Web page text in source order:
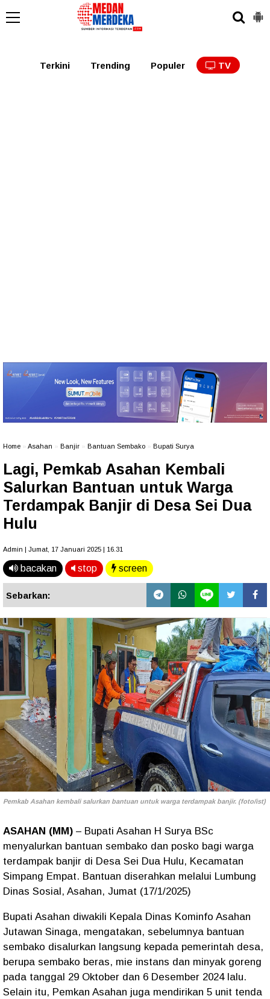
Tabagsel Tapanuli
Terkini Trending Populer TV
Home Asahan Banjir Bantuan Sembako Bupati Surya
Lagi, Pemkab Asahan Kembali
Salurkan Bantuan untuk Warga
Terdampak Banjir di Desa Sei Dua
Hulu
Admin | Jumat, 17 Januari 2025 | 16.31
bacakan stop screen
Sebarkan:
Pemkab Asahan kembali salurkan bantuan untuk warga terdampak banjir. (foto/ist)
ASAHAN (MM) – Bupati Asahan H Surya BSc
menyalurkan bantuan sembako dan posko bagi warga
terdampak banjir di Desa Sei Dua Hulu, Kecamatan
Simpang Empat. Bantuan diserahkan melalui Lumbung
Dinas Sosial, Asahan, Jumat (17/1/2025)
Bupati Asahan diwakili Kepala Dinas Kominfo Asahan
Jutawan Sinaga, mengatakan, sebelumnya bantuan
sembako disalurkan langsung kepada pemerintah desa,
berupa sembako beras, mie instans dan minyak goreng
pada tanggal 29 Oktober dan 6 Desember 2024 lalu.
Selain itu, Pemkan Asahan juga mendirikan 5 unit tenda